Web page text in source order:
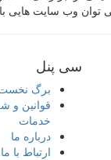
سی پنل
برگ
قوانین و
خدمات
درباره ما
ارتباط با ما